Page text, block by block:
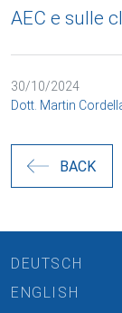
AEC e sulle
30/10/2024
Dott. Martin
BACK
DEUTSCH
ENGLISH